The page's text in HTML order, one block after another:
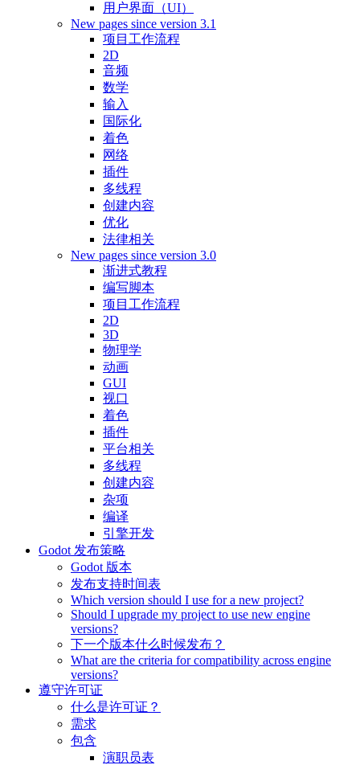
用户界面（UI）
New pages since version 3.1
项目工作流程
2D
音频
数学
输入
国际化
着色
网络
插件
多线程
创建内容
优化
法律相关
New pages since version 3.0
渐进式教程
编写脚本
项目工作流程
2D
3D
物理学
动画
GUI
视口
着色
插件
平台相关
多线程
创建内容
杂项
编译
引擎开发
Godot 发布策略
Godot 版本
发布支持时间表
Which version should I use for a new project?
Should I upgrade my project to use new engine
versions?
下一个版本什么时候发布？
What are the criteria for compatibility across engine
versions?
遵守许可证
什么是许可证？
需求
包含
演职员表